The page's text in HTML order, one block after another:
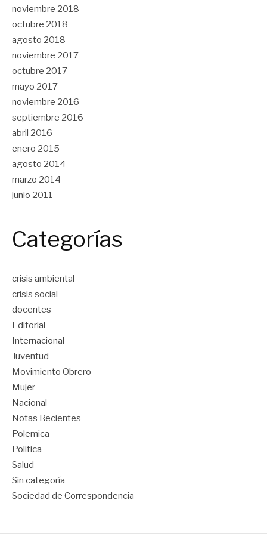
noviembre 2018
octubre 2018
agosto 2018
noviembre 2017
octubre 2017
mayo 2017
noviembre 2016
septiembre 2016
abril 2016
enero 2015
agosto 2014
marzo 2014
junio 2011
Categorías
crisis ambiental
crisis social
docentes
Editorial
Internacional
Juventud
Movimiento Obrero
Mujer
Nacional
Notas Recientes
Polemica
Politica
Salud
Sin categoría
Sociedad de Correspondencia